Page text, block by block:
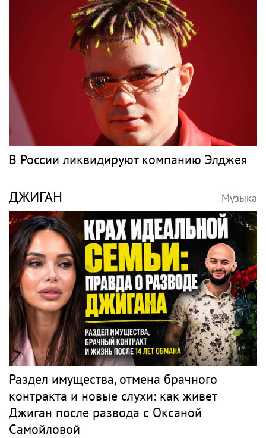
В России ликвидируют компанию Элджея
ДЖИГАН Музыка
Раздел имущества, отмена брачного
контракта и новые слухи: как живет
Джиган после развода с Оксаной
Самойловой